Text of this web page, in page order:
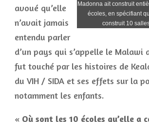
Madonna ait construit
écoles, en spécifiant
construit 10
avoué qu’elle
n’avait jamais
entendu parler
d’un pays qui s’appelle le Malawi
fut touché par les histoires de
du VIH / SIDA et ses effets sur la
notamment les enfants.
« Où sont les 10 écoles qu’elle a